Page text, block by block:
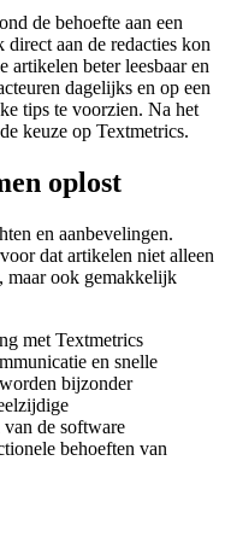
de behoefte aan een
aan de redacties kon
artikelen beter leesbaar en
dagelijks en op een
tips te voorzien. Na het
keuze op Textmetrics.
oplost
en aanbevelingen.
dat artikelen niet alleen
maar ook gemakkelijk
met Textmetrics
en snelle
bijzonder
van de software
behoeften van